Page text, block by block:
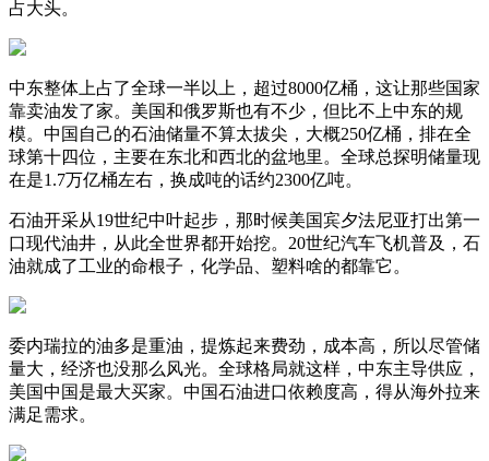
占大头。
中东整体上占了全球一半以上，超过8000亿桶，这让那些国家
靠卖油发了家。美国和俄罗斯也有不少，但比不上中东的规
模。中国自己的石油储量不算太拔尖，大概250亿桶，排在全
球第十四位，主要在东北和西北的盆地里。全球总探明储量现
在是1.7万亿桶左右，换成吨的话约2300亿吨。
石油开采从19世纪中叶起步，那时候美国宾夕法尼亚打出第一
口现代油井，从此全世界都开始挖。20世纪汽车飞机普及，石
油就成了工业的命根子，化学品、塑料啥的都靠它。
委内瑞拉的油多是重油，提炼起来费劲，成本高，所以尽管储
量大，经济也没那么风光。全球格局就这样，中东主导供应，
美国中国是最大买家。中国石油进口依赖度高，得从海外拉来
满足需求。